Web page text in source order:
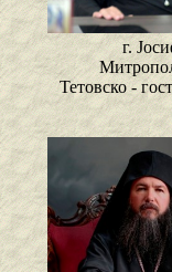
г.
Тетовско -